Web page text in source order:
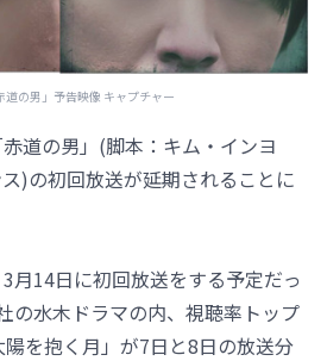
道の男」予告映像 キャプチャー
道の男」(脚本：キム・インヨ
)の初回放送が延期されることに
3月14日に初回放送をする予定だっ
の水木ドラマの内、視聴率トップ
を抱く月」が7日と8日の放送分